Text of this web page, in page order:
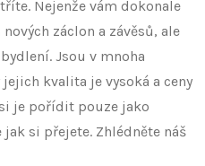
Nejenže vám dokonale
záclon a závěsů, ale
Jsou v mnoha
kvalita je vysoká a ceny
je pořídit pouze jako
si přejete. Zhlédněte náš